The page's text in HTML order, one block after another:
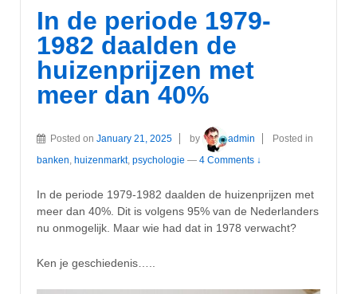
In de periode 1979-
1982 daalden de
huizenprijzen met
meer dan 40%
Posted on January 21, 2025 by admin
Posted in
banken, huizenmarkt, psychologie — 4 Comments ↓
In de periode 1979-1982 daalden de huizenprijzen met
meer dan 40%. Dit is volgens 95% van de Nederlanders
nu onmogelijk. Maar wie had dat in 1978 verwacht?
Ken je geschiedenis…..